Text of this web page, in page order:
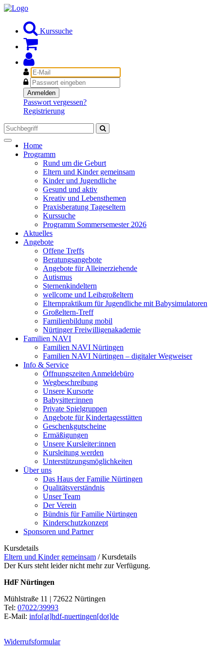
Kurssuche
E-
Mail
Passwort
Anmelden
Passwort vergessen?
Registrierung
Toggle
navigation
Home
Programm
Rund um die Geburt
Eltern und Kinder gemeinsam
Kinder und Jugendliche
Gesund und aktiv
Kreativ und Lebensthemen
Praxisberatung Tageseltern
Kurssuche
Programm Sommersemester 2026
Aktuelles
Angebote
Offene Treffs
Beratungsangebote
Angebote für Alleinerziehende
Autismus
Sternenkindeltern
wellcome und Leihgroßeltern
Elternpraktikum für Jugendliche mit Babysimulatoren
Großeltern-Treff
Familienbildung mobil
Nürtinger Freiwilligenakademie
Familien NAVI
Familien NAVI Nürtingen
Familien NAVI Nürtingen – digitaler Wegweiser
Info & Service
Öffnungszeiten Anmeldebüro
Wegbeschreibung
Unsere Kursorte
Babysitter:innen
Private Spielgruppen
Angebote für Kindertagesstätten
Geschenkgutscheine
Ermäßigungen
Unsere Kursleiter:innen
Kursleitung werden
Unterstützungsmöglichkeiten
Über uns
Das Haus der Familie Nürtingen
Qualitätsverständnis
Unser Team
Der Verein
Bündnis für Familie Nürtingen
Kinderschutzkonzept
Sponsoren und Partner
Kursdetails
Eltern und Kinder gemeinsam /Kursdetails
Der Kurs steht leider nicht mehr zur Verfügung.
HdF Nürtingen
Mühlstraße 11 | 72622 Nürtingen
Tel: 07022/39993
E-Mail: info[at]hdf-nuertingen[dot]de
Widerrufsformular